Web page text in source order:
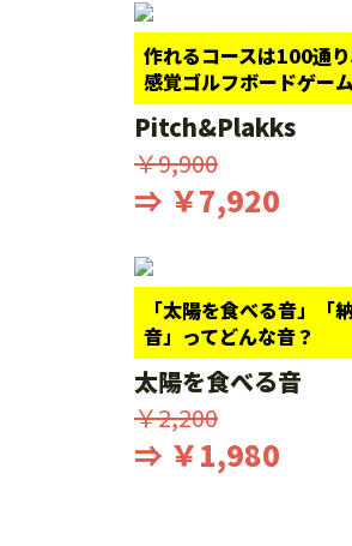
作れるコースは100通
感覚ゴルフボードゲーム
Pitch&Plakks
￥9,900
⇒ ￥7,920
「太陽を食べる音」「
音」ってどんな音？
太陽を食べる音
￥2,200
⇒ ￥1,980